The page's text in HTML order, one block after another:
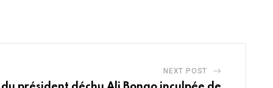
NEXT POST